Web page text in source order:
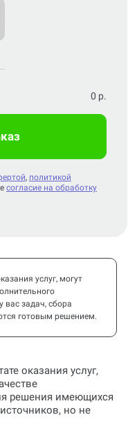
0 р.
, политикой
согласие на обработку
услуг, могут
задач, сбора
готовым решением.
оказания услуг,
решения имеющихся
но не